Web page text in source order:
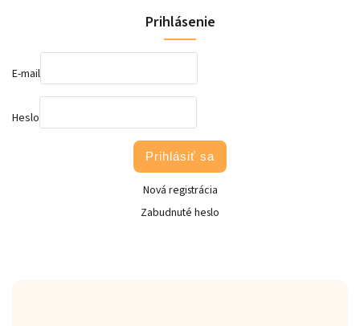
Prihlásenie
E-mail
Heslo
Prihlásiť sa
Nová registrácia
Zabudnuté heslo